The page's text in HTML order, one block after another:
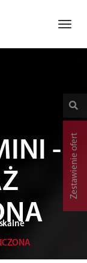
- Zestawienie ofert